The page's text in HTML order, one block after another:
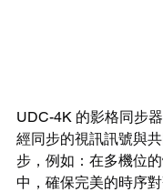
UDC-4K 的影格同步
經同步的視訊訊號與
步，例如：在多機位
中，確保完美的時序